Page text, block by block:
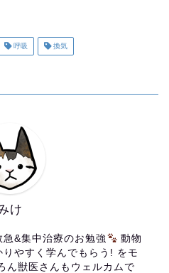
呼吸 換気
け
&集中治療のお勉強
動物
やすく学んでもらう! をモ
ん獣医さんもウェルカムで